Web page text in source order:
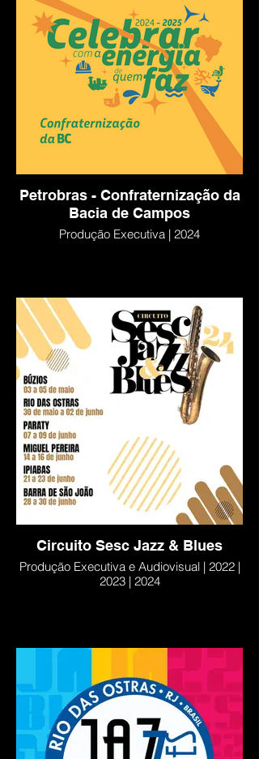
Petrobras - Confraternização da
Bacia de Campos
Produção Executiva | 2024
Circuito Sesc Jazz & Blues
Produção Executiva e Audiovisual | 2022 |
2023 | 2024